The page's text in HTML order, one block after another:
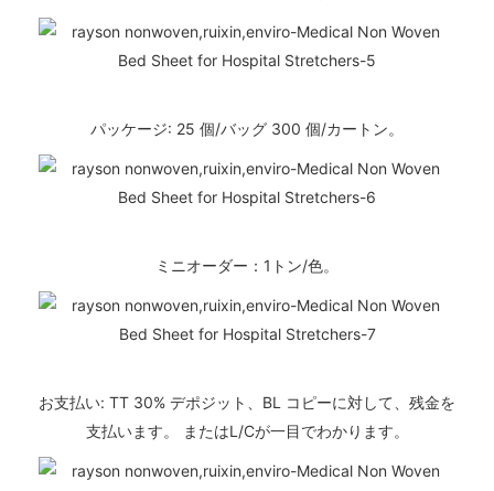
パッケージ: 25 個/バッグ 300 個/カートン。
ミニオーダー：1トン/色。
お支払い: TT 30% デポジット、BL コピーに対して、残金を
支払います。 またはL/Cが一目でわかります。